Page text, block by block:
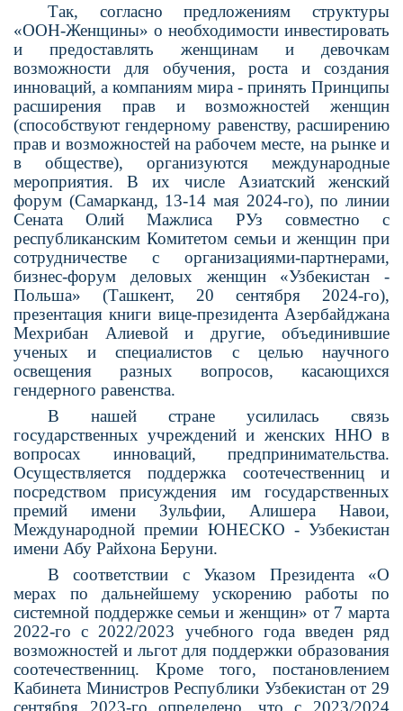
Так, согласно предложениям струк­туры
«ООН-Женщины» о необходимости инвестировать
и предоставлять женщинам и девочкам
возможности для обучения, роста и создания
инно­ваций, а компаниям мира - принять Принципы
расширения прав и воз­можностей женщин
(способствуют гендерному равенству, расширению
прав и возможностей на рабочем месте, на рынке и
в обществе), орга­низуются международные
меропри­ятия. В их числе Азиатский женский
форум (Самарканд, 13-14 мая 2024-го), по линии
Сената Олий Мажлиса РУз совместно с
республиканским Коми­тетом семьи и женщин при
сотруд­ничестве с организациями-партне­рами,
бизнес-форум деловых женщин «Узбекистан -
Польша» (Ташкент, 20 сентября 2024-го),
презентация книги вице-президента Азербайджана
Мехрибан Алиевой и другие, объе­динившие
ученых и специалистов с целью научного
освещения разных вопросов, касающихся
гендерного равенства.
В нашей стране усилилась связь
государственных учреждений и жен­ских ННО в
вопросах инноваций, предпринимательства.
Осуществля­ется поддержка соотечественниц и
посредством присуждения им госу­дарственных
премий имени Зульфии, Алишера Навои,
Международной премии ЮНЕСКО - Узбекистан
имени Абу Райхона Беруни.
В соответствии с Указом Пре­зидента «О
мерах по дальнейшему ускорению работы по
системной под­держке семьи и женщин» от 7 марта
2022-го с 2022/2023 учебного года вве­ден ряд
возможностей и льгот для под­держки образования
соотечественниц. Кроме того, постановлением
Кабинета Министров Республики Узбекистан от 29
сентября 2023-го определено, что с 2023/2024